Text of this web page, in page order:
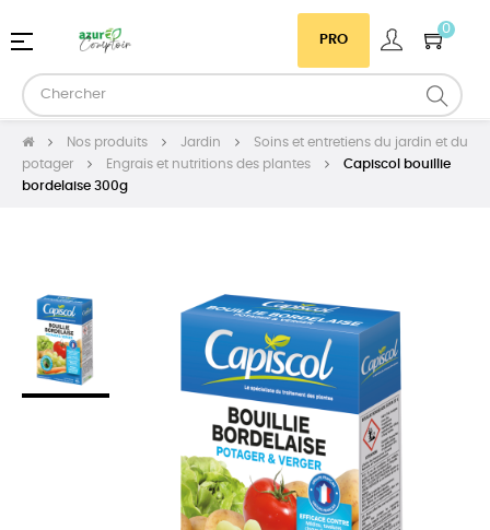
PRO
0
Basculer
navigation
☰
Nos produits Jardin
Soins et entretiens du jardin et du
potager
Engrais et nutritions des plantes
Capiscol bouillie
bordelaise 300g